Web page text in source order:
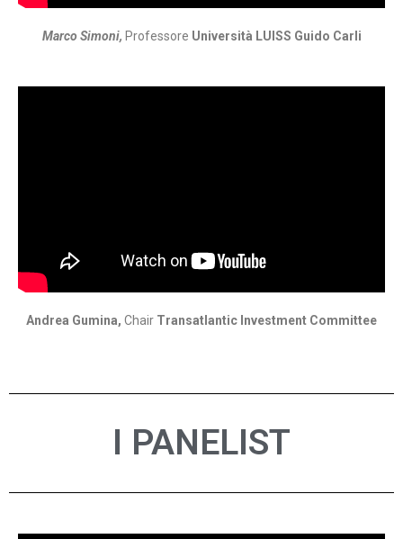
Marco Simoni, Professore Università LUISS Guido Carli
Andrea Gumina, Chair Transatlantic Investment Committee
I PANELIST